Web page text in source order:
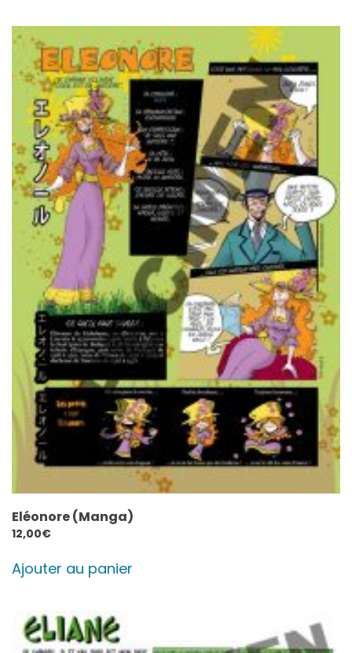
Eléonore (Manga)
12,00€
Ajouter au panier